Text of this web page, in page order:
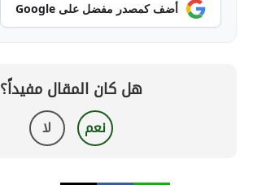
أضف كمصدر مفضل على Google
هل كان المقال مفيداً؟
نعم لا